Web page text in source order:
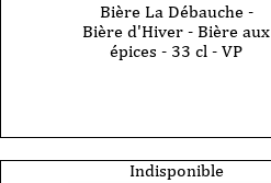
Bière La Débauche -
Bière d'Hiver - Bière aux
épices - 33 cl - VP
Indisponible